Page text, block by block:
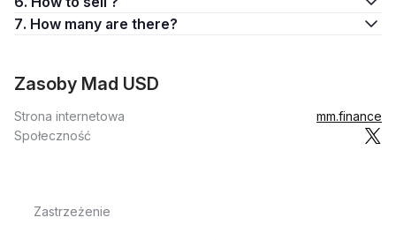
7. How many are there?
Zasoby Mad USD
Strona internetowa
mm.finance
Społeczność
Zastrzeżenie